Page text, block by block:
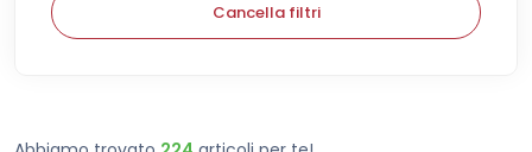
Cancella filtri